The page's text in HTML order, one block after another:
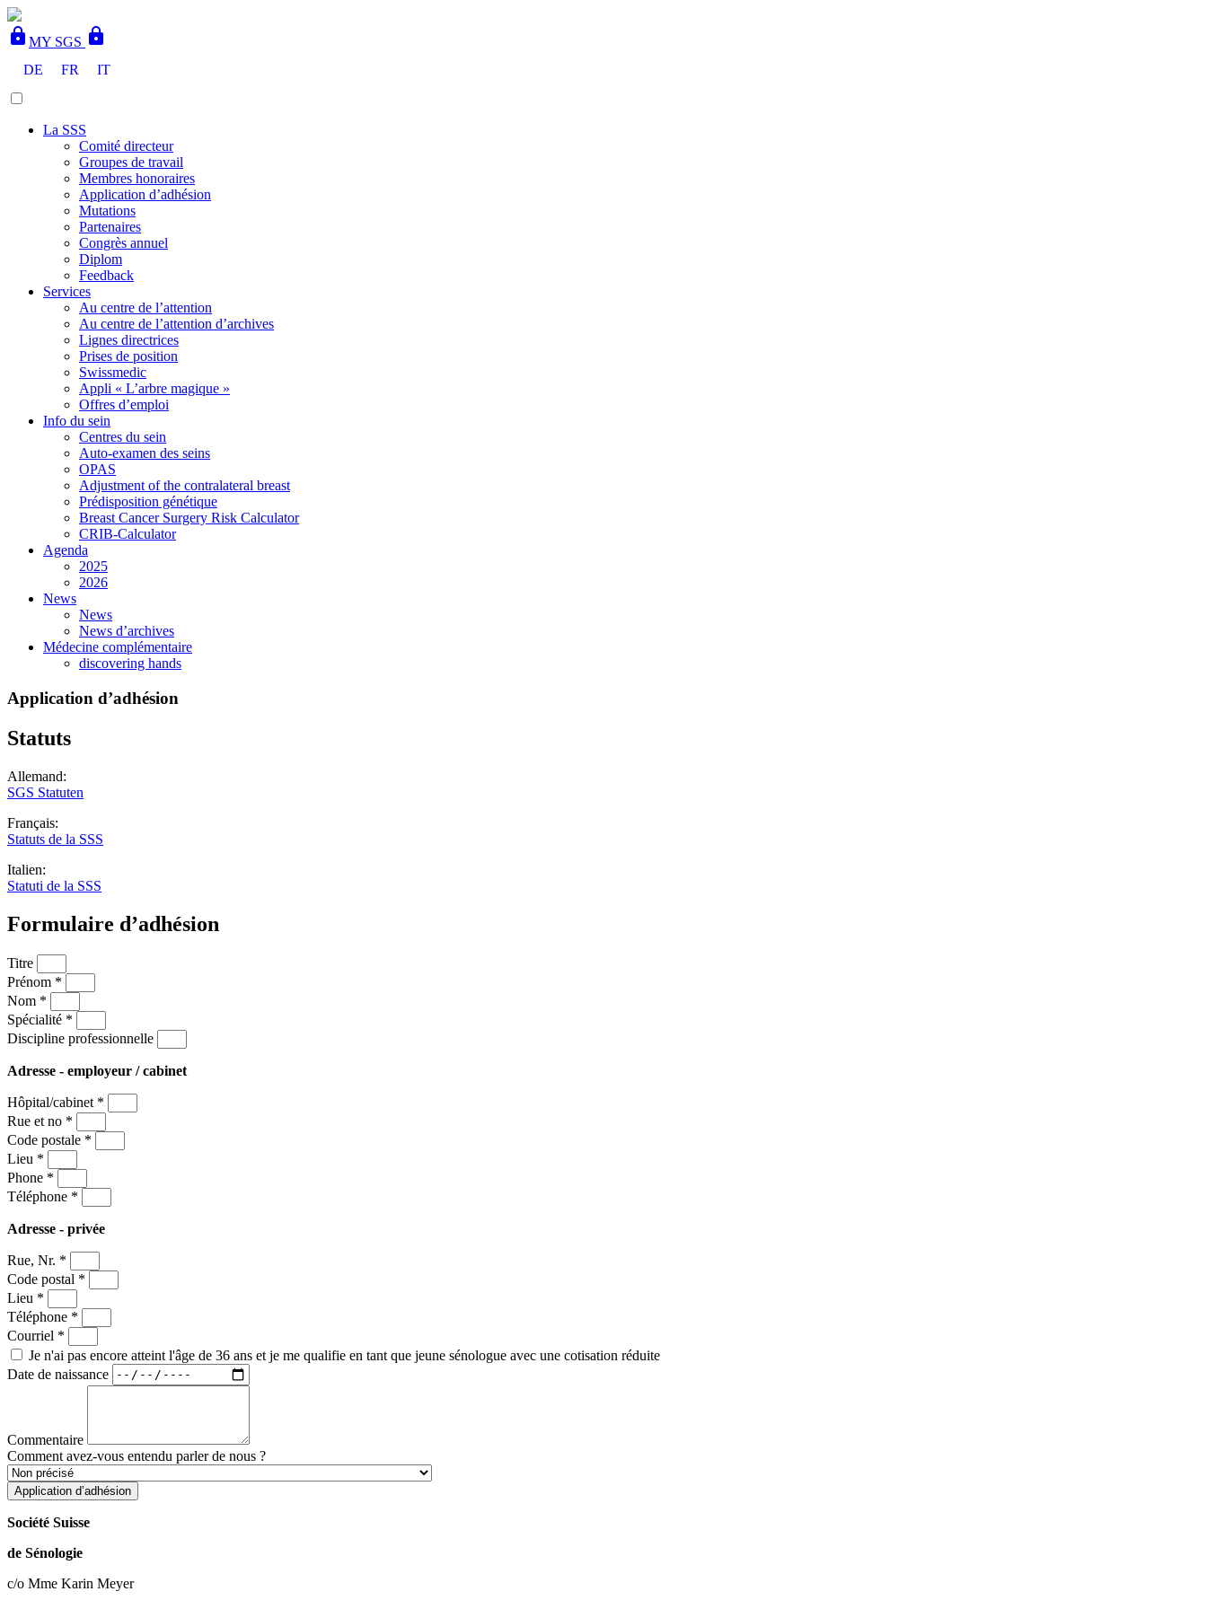
lock MY SGS lock
DE FR IT
La SSS
Comité directeur
Groupes de travail
Membres honoraires
Application d’adhésion
Mutations
Partenaires
Congrès annuel
Diplom
Feedback
Services
Au centre de l’attention
Au centre de l’attention d’archives
Lignes directrices
Prises de position
Swissmedic
Appli « L’arbre magique »
Offres d’emploi
Info du sein
Centres du sein
Auto-examen des seins
OPAS
Adjustment of the contralateral breast
Prédisposition génétique
Breast Cancer Surgery Risk Calculator
CRIB-Calculator
Agenda
2025
2026
News
News
News d’archives
Médecine complémentaire
discovering hands
Application d’adhésion
Statuts
Allemand:
SGS Statuten
Français:
Statuts de la SSS
Italien:
Statuti de la SSS
Formulaire d’adhésion
Titre
Prénom *
Nom *
Spécialité *
Discipline professionnelle
Adresse - employeur / cabinet
Hôpital/cabinet *
Rue et no *
Code postale *
Lieu *
Phone *
Téléphone *
Adresse - privée
Rue, Nr. *
Code postal *
Lieu *
Téléphone *
Courriel *
Je n'ai pas encore atteint l'âge de 36 ans et je me qualifie en tant que jeune sénologue avec une cotisation réduite
Date de naissance
Commentaire
Comment avez-vous entendu parler de nous ?
Application d’adhésion
Société Suisse
de Sénologie
c/o Mme Karin Meyer